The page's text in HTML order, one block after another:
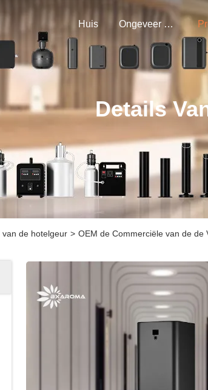
Huis Ongeveer Ons
Details
de hotelgeur > OEM de Commerciële van de